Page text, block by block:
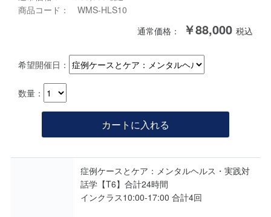
商品コード： WMS-HLS10
通常価格：
￥88,000 税込
希望開催日：
数量：
カートに入れる
症例ケースとケア：メンタルヘルス・実践対
話学【T6】合計24時間
インクラス10:00-17:00 合計4回